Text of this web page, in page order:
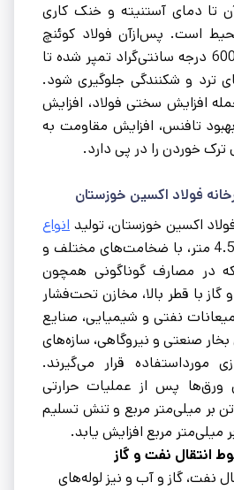
تا دمای آستنیته و خنک کاری
است. پس‌ازآن فولاد کوئنچ
شده در دمای حدود 600 درجه سانتی‌گراد تمپر شده تا
ترد و شکنندگی جلوگیری شود.
افزایش سختی فولاد، افزایش
تافنس، افزایش مقاومت به
خوردن را در پی دارد.
فولاد اکسین خوزستان
اکسین خوزستان، تولید انواع
تا عرض 4.5 متر، با ضخامت‌های مختلف و
در مصارف گوناگونی همچون
گاز با قطر بالا، مخازن تحت‌فشار
نفتی و شیمیایی، صنایع
صنعتی و نیروگاهی، سازه‌های
مورداستفاده قرار می‌گیرند.
ورق‌ها پس از عملیات حرارتی
تا 1200 نیوتن بر میلی‌متر مربع و تنش تسلیم
انتقال نفت و گاز
نفت، گاز و آب و نیز لوله‌های